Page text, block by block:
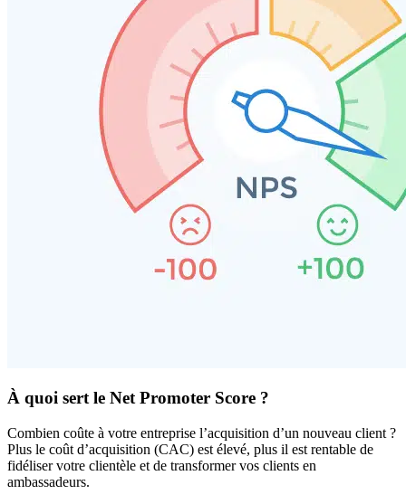
À quoi sert le Net Promoter Score ?
Combien coûte à votre entreprise l’acquisition d’un nouveau client ?
Plus le coût d’acquisition (CAC) est élevé, plus il est rentable de
fidéliser votre clientèle et de transformer vos clients en
ambassadeurs.